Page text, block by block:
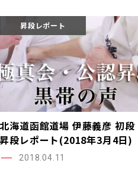
昇段レポート
北海道函館道場 伊藤義彦 初段
昇段レポート(2018年3月4日)
2018.04.11